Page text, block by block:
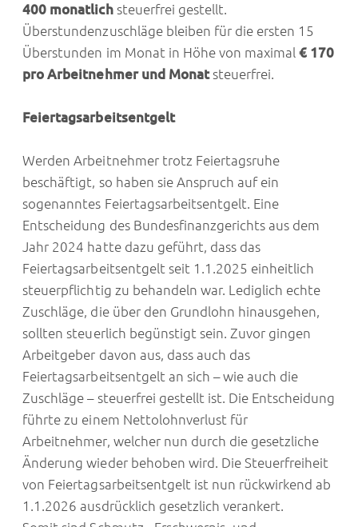
400 monatlichsteuerfrei gestellt.
Überstundenzuschläge bleiben für die ersten 15
Überstunden im Monat in Höhe von maximal€ 170
pro Arbeitnehmer und Monatsteuerfrei.
Feiertagsarbeitsentgelt
Werden Arbeitnehmer trotz Feiertagsruhe
beschäftigt, so haben sie Anspruch auf ein
sogenanntes Feiertagsarbeitsentgelt. Eine
Entscheidung des Bundesfinanzgerichts aus dem
Jahr 2024 hatte dazu geführt, dass das
Feiertagsarbeitsentgelt seit 1.1.2025 einheitlich
steuerpflichtig zu behandeln war. Lediglich echte
Zuschläge, die über den Grundlohn hinausgehen,
sollten steuerlich begünstigt sein. Zuvor gingen
Arbeitgeber davon aus, dass auch das
Feiertagsarbeitsentgelt an sich – wie auch die
Zuschläge – steuerfrei gestellt ist. Die Entscheidung
führte zu einem Nettolohnverlust für
Arbeitnehmer, welcher nun durch die gesetzliche
Änderung wieder behoben wird. Die Steuerfreiheit
von Feiertagsarbeitsentgelt ist nun rückwirkend ab
1.1.2026 ausdrücklich gesetzlich verankert.